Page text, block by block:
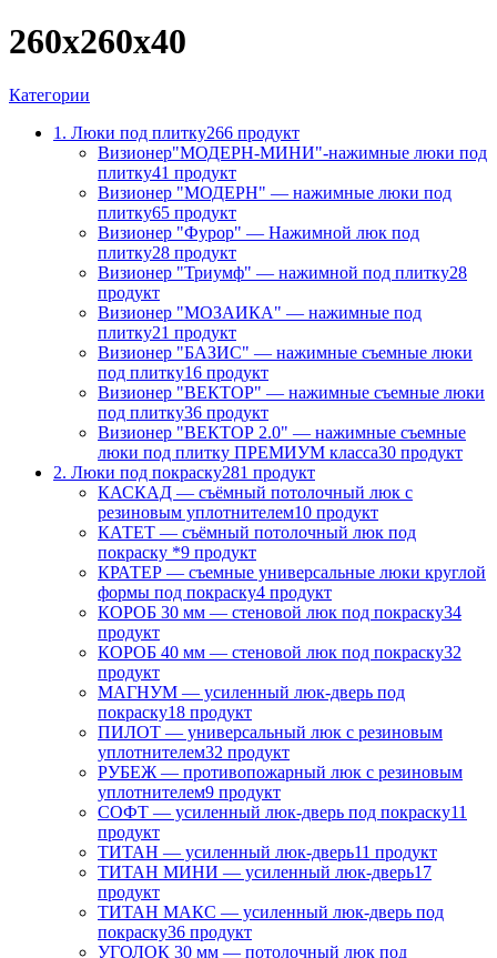
260х260х40
Категории
1. Люки под плитку266 продукт
Визионер"МОДЕРН-МИНИ"-нажимные люки под
плитку41 продукт
Визионер "МОДЕРН" — нажимные люки под
плитку65 продукт
Визионер "Фурор" — Нажимной люк под
плитку28 продукт
Визионер "Триумф" — нажимной под плитку28
продукт
Визионер "МОЗАИКА" — нажимные под
плитку21 продукт
Визионер "БАЗИС" — нажимные съемные люки
под плитку16 продукт
Визионер "ВЕКТОР" — нажимные съемные люки
под плитку36 продукт
Визионер "ВЕКТОР 2.0" — нажимные съемные
люки под плитку ПРЕМИУМ класса30 продукт
2. Люки под покраску281 продукт
КАСКАД — съёмный потолочный люк с
резиновым уплотнителем10 продукт
КАТЕТ — съёмный потолочный люк под
покраску *9 продукт
КРАТЕР — съемные универсальные люки круглой
формы под покраску4 продукт
КОРОБ 30 мм — стеновой люк под покраску34
продукт
КОРОБ 40 мм — стеновой люк под покраску32
продукт
МАГНУМ — усиленный люк-дверь под
покраску18 продукт
ПИЛОТ — универсальный люк с резиновым
уплотнителем32 продукт
РУБЕЖ — противопожарный люк с резиновым
уплотнителем9 продукт
СОФТ — усиленный люк-дверь под покраску11
продукт
ТИТАН — усиленный люк-дверь11 продукт
ТИТАН МИНИ — усиленный люк-дверь17
продукт
ТИТАН МАКС — усиленный люк-дверь под
покраску36 продукт
УГОЛОК 30 мм — потолочный люк под